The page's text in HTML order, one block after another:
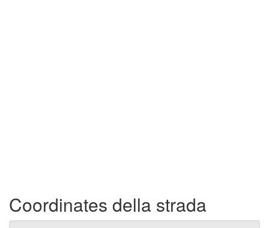
Coordinates della strada